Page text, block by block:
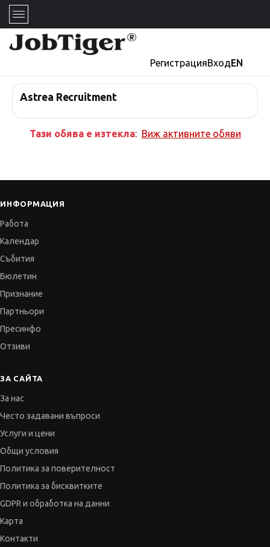
РегистрацияВходEN
Astrea Recruitment
Тази обява е изтекла: Виж активните обяви
ИНФОРМАЦИЯ
Работа
Календар
Събития
Бюлетин
Признание
Партньори
Пресинфо
Отзиви
ЗА САЙТА
За нас
Често задавани въпроси
Услуги и цени
Общи условия
Политика за поверителност
Политика за бисквитките
GDPR и обработка на данни
Карта
Контакти